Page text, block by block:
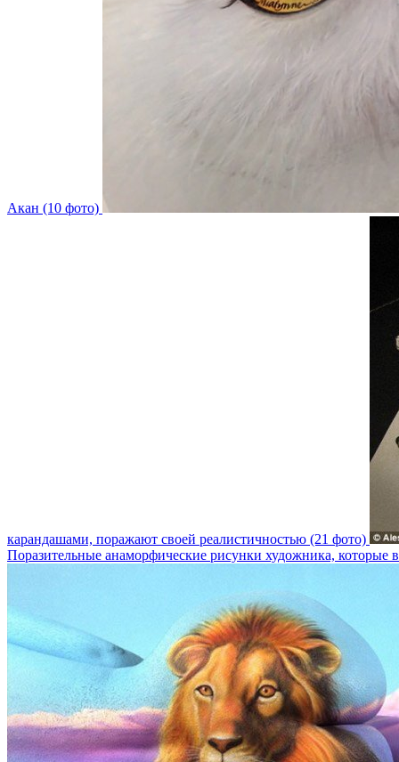
Акан (10 фото)
карандашами, поражают своей реалистичностью (21 фото)
Поразительные анаморфические рисунки художника, которые